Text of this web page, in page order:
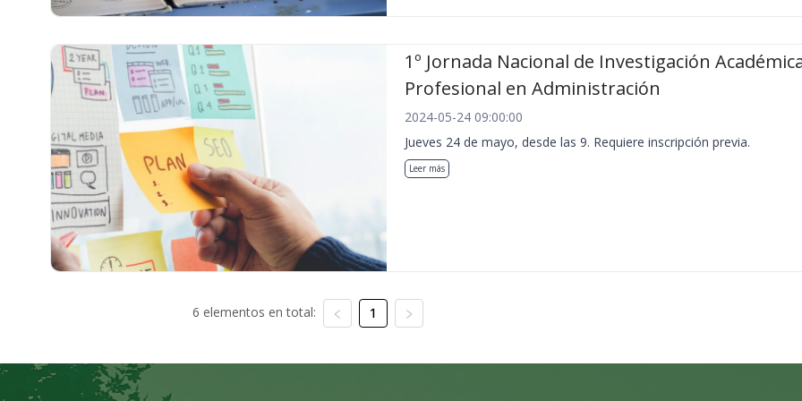
1º Jornada Nacional de Investigación
Profesional en Administración
2024-05-24 09:00:00
Jueves 24 de mayo, desde las 9. Requiere inscripción previa.
Leer más
6 elementos en total: 1